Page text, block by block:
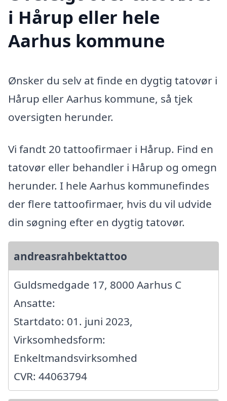
i Hårup eller hele
Aarhus kommune
Ønsker du selv at finde en dygtig tatovør i
Hårup eller Aarhus kommune, så tjek
oversigten herunder.
Vi fandt 20 tattoofirmaer i Hårup. Find en
tatovør eller behandler i Hårup og omegn
herunder. I hele Aarhus kommunefindes
der flere tattoofirmaer, hvis du vil udvide
din søgning efter en dygtig tatovør.
andreasrahbektattoo
Guldsmedgade 17, 8000 Aarhus C
Ansatte:
Startdato: 01. juni 2023,
Virksomhedsform:
Enkeltmandsvirksomhed
CVR: 44063794